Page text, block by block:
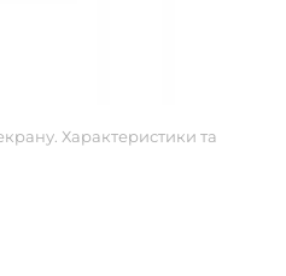
Характеристики та